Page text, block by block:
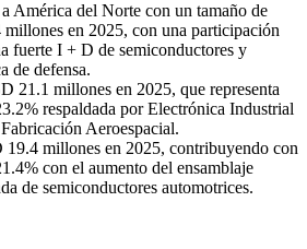
América del Norte con un tamaño de
en 2025, con una participación
fuerte I + D de semiconductores y
de defensa.
21.1 millones en 2025, que representa
respaldada por Electrónica Industrial
Aeroespacial.
millones en 2025, contribuyendo con
con el aumento del ensamblaje
de semiconductores automotrices.